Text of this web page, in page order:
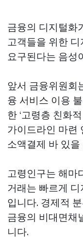
금융의 디지털화
고객들을 위한
요구된다는 음성
앞서 금융위원회
융 서비스 이용
한 ‘고령층 친화
가이드라인 마련
소액결제 바 있을
고령인구는 해마
거래는 빠르게
입니다. 경제적
금융의 비대면채
니다.